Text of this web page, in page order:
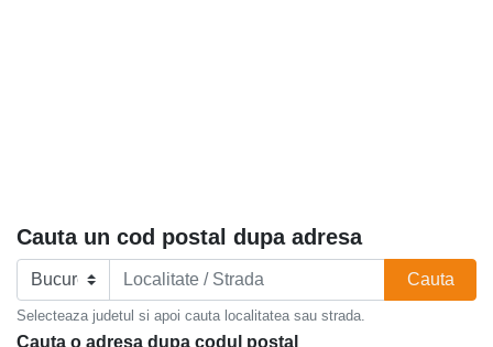
Cauta un cod postal dupa adresa
Cauta
Selecteaza judetul si apoi cauta localitatea sau strada.
Cauta o adresa dupa codul postal